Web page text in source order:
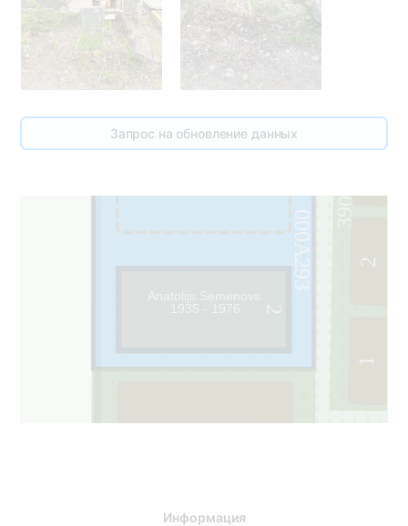
Запрос на обновление данных
000A293 390
1
1
2
Информация